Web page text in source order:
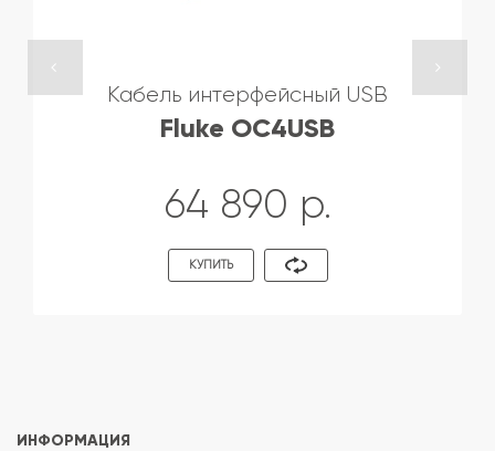
Кабель интерфейсный USB
Fluke OC4USB
64 890 р.
КУПИТЬ
ИНФОРМАЦИЯ